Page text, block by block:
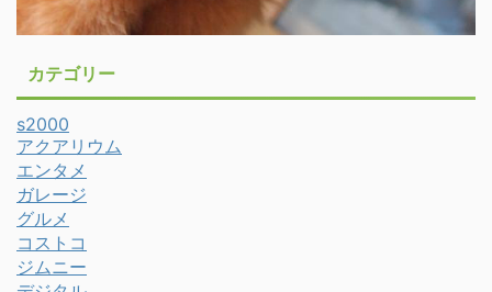
カテゴリー
s2000
アクアリウム
エンタメ
ガレージ
グルメ
コストコ
ジムニー